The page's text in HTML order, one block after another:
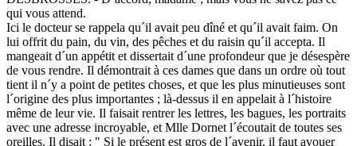
qui vous attend.
Ici le docteur se rappela qu´il avait peu dîné et qu´il avait faim. On
lui offrit du pain, du vin, des pêches et du raisin qu´il accepta. Il
mangeait d´un appétit et dissertait d´une profondeur que je désespère
de vous rendre. Il démontrait à ces dames que dans un ordre où tout
tient il n´y a point de petites choses, et que les plus minutieuses sont
l´origine des plus importantes ; là-dessus il en appelait à l´histoire
même de leur vie. Il faisait rentrer les lettres, les bagues, les portraits
avec une adresse incroyable, et Mlle Dornet l´écoutait de toutes ses
oreilles. Il disait : " Si le présent est gros de l´avenir, il faut avouer